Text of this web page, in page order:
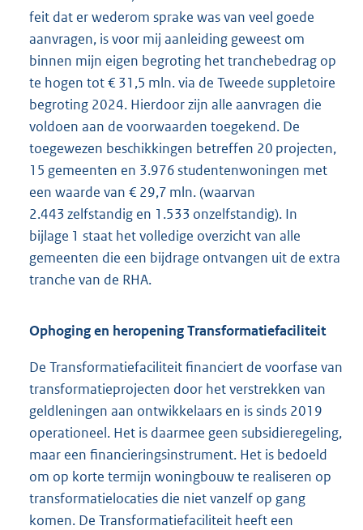
feit dat er wederom sprake was van veel goede
aanvragen, is voor mij aanleiding geweest om
binnen mijn eigen begroting het tranchebedrag op
te hogen tot € 31,5 mln. via de Tweede suppletoire
begroting 2024. Hierdoor zijn alle aanvragen die
voldoen aan de voorwaarden toegekend. De
toegewezen beschikkingen betreffen 20 projecten,
15 gemeenten en 3.976 studentenwoningen met
een waarde van € 29,7 mln. (waarvan
2.443 zelfstandig en 1.533 onzelfstandig). In
bijlage 1 staat het volledige overzicht van alle
gemeenten die een bijdrage ontvangen uit de extra
tranche van de RHA.
Ophoging en heropening Transformatiefaciliteit
De Transformatiefaciliteit financiert de voorfase van
transformatieprojecten door het verstrekken van
geldleningen aan ontwikkelaars en is sinds 2019
operationeel. Het is daarmee geen subsidieregeling,
maar een financieringsinstrument. Het is bedoeld
om op korte termijn woningbouw te realiseren op
transformatielocaties die niet vanzelf op gang
komen. De Transformatiefaciliteit heeft een